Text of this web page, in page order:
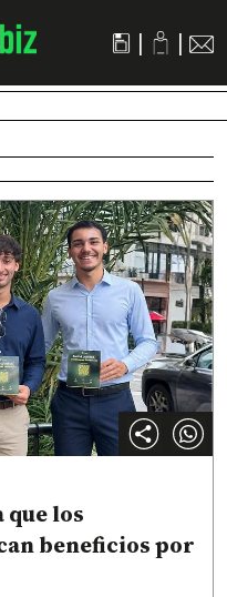
| |
los
beneficios por